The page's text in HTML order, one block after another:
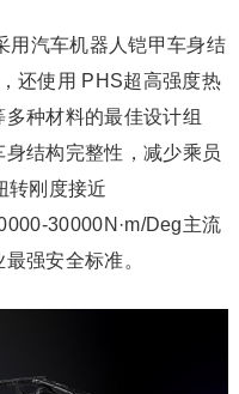
用汽车机器人铠甲车身结
还使用 PHS超高强度热
种材料的最佳设计组
结构完整性，减少乘员
转刚度接近
30000N·m/Deg主流
强安全标准。